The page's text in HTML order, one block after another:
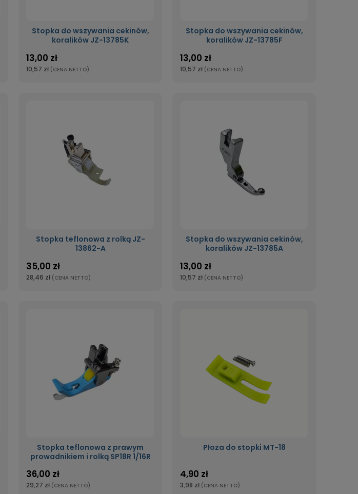
Stopka do wszywania cekinów,
koralików JZ-13785K
13,00 zł
10,57 zł (CENA NETTO)
Stopka do wszywania cekinów,
koralików JZ-13785F
13,00 zł
10,57 zł (CENA NETTO)
Stopka teflonowa z rolką JZ-
13862-A
35,00 zł
28,46 zł (CENA NETTO)
Stopka do wszywania cekinów,
koralików JZ-13785A
13,00 zł
10,57 zł (CENA NETTO)
Stopka teflonowa z prawym
prowadnikiem i rolką SP18R 1/16R
36,00 zł
29,27 zł (CENA NETTO)
Płoza do stopki MT-18
4,90 zł
3,98 zł (CENA NETTO)